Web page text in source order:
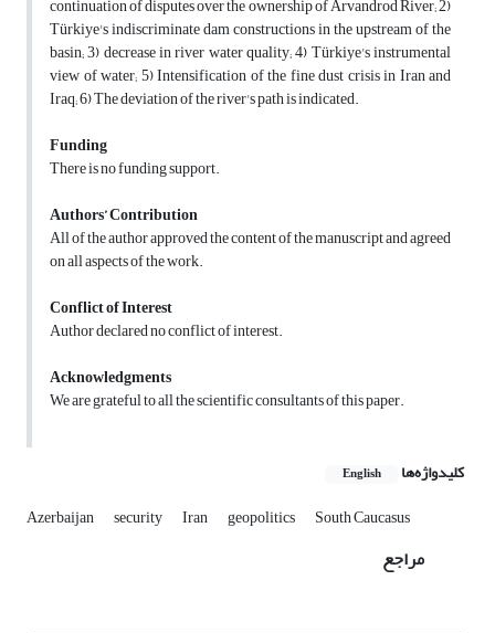
continuation of disputes over the ownership of Arvandrod River; 2)
Türkiye's indiscriminate dam constructions in the upstream of the
basin; 3) decrease in river water quality; 4) Türkiye's instrumental
view of water; 5) Intensification of the fine dust crisis in Iran and
Iraq; 6) The deviation of the river's path is indicated.
Funding
There is no funding support.
Authors’ Contribution
All of the author approved the content of the manuscript and agreed
on all aspects of the work.
Conflict of Interest
Author declared no conflict of interest.
Acknowledgments
We are grateful to all the scientific consultants of this paper.
کلیدواژه‌ها English
Azerbaijan security Iran geopolitics South Caucasus
مراجع